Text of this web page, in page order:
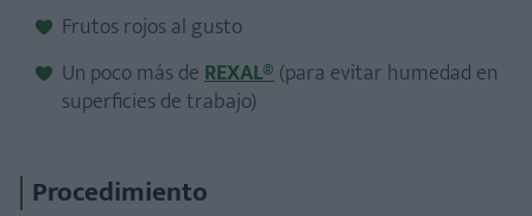
Frutos rojos al gusto
Un poco más deREXAL®(para evitar humedad en
superficies de trabajo)
Procedimiento